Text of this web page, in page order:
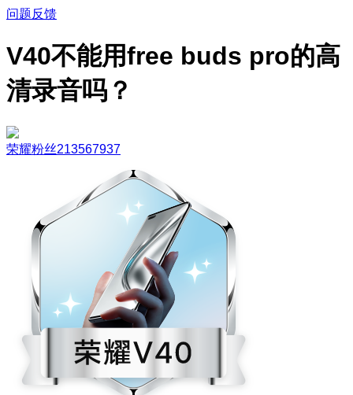
问题反馈
V40不能用free buds pro的高
清录音吗？
荣耀粉丝213567937